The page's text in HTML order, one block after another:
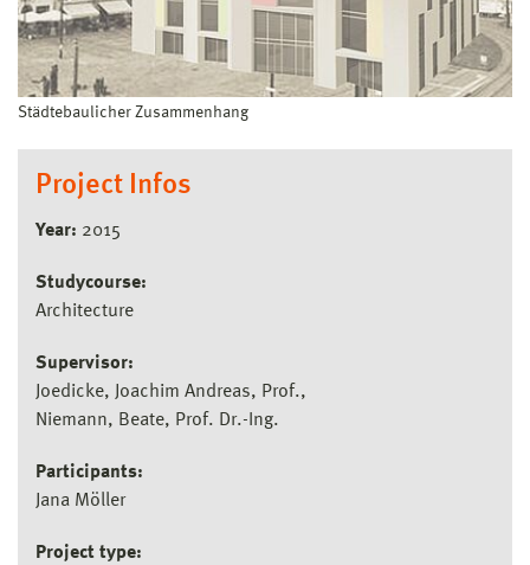
Städtebaulicher Zusammenhang
Project Infos
Year: 2015
Studycourse:
Architecture
Supervisor:
Joedicke, Joachim Andreas, Prof.
Niemann, Beate, Prof. Dr.-Ing.
Participants:
Jana Möller
Project type: